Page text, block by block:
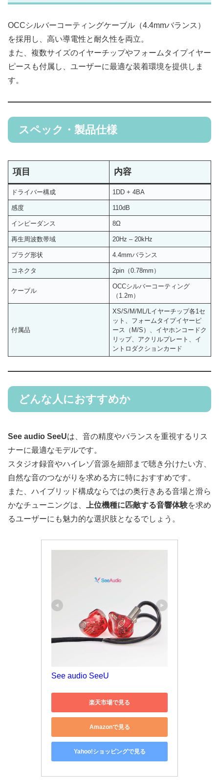
OCCシルバーコーティングケーブル（4.4mmバランス）
を採用し、高い導電性と耐久性を両立。
また、複数サイズのイヤーチップやフォームタイプイヤー
ピースも付属し、ユーザーに最適な装着環境を提供しま
す。
スペック・製品仕様
項目 内容
ドライバー構成 1DD + 4BA
感度 110dB
インピーダンス 8Ω
再生周波数帯域 20Hz – 20kHz
プラグ形状 4.4mmバランス
コネクタ 2pin（0.78mm）
ケーブル
OCCシルバーコーティング
（1.2m）
付属品
XS/S/M/ML/Lイヤーチップ各1セ
ット、フォームタイプイヤーピ
ース（M/S）、イヤホンコードク
リップ、アクリルプレート、イ
ントロダクションカード
どんな人におすすめか
See audio SeeUは、音の精度やバランスを重視するリス
ナーに最適なモデルです。
スタジオ録音やハイレゾ音源を細部まで聴き分けたい方、
自然な音のつながりを求める方に特におすすめです。
また、ハイブリッド構成ならではの奥行きある音場と滑ら
かなチューニングは、
上位機種に匹敵する音響体験を求め
るユーザーにも魅力的な選択肢となるでしょう。
See audio SeeU
楽天市場で見る
Amazonで見る
Yahoo!ショッピングで見る